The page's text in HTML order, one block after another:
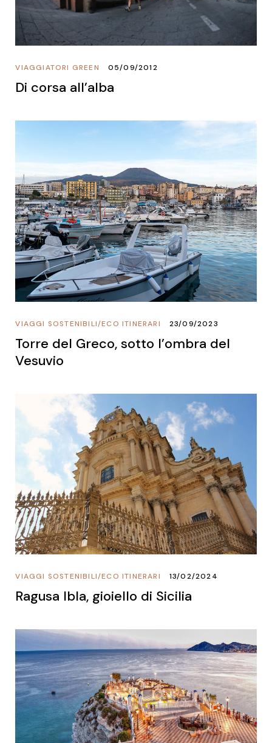
VIAGGIATORI GREEN 05/09/2012
Di corsa all’alba
ECO ITINERARI
/
VIAGGI SOSTENIBILI 23/09/2023
Torre del Greco, sotto l’ombra del
Vesuvio
ECO ITINERARI
/
VIAGGI SOSTENIBILI 13/02/2024
Ragusa Ibla, gioiello di Sicilia